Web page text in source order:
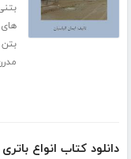
بتن
دانلود کتاب انواع